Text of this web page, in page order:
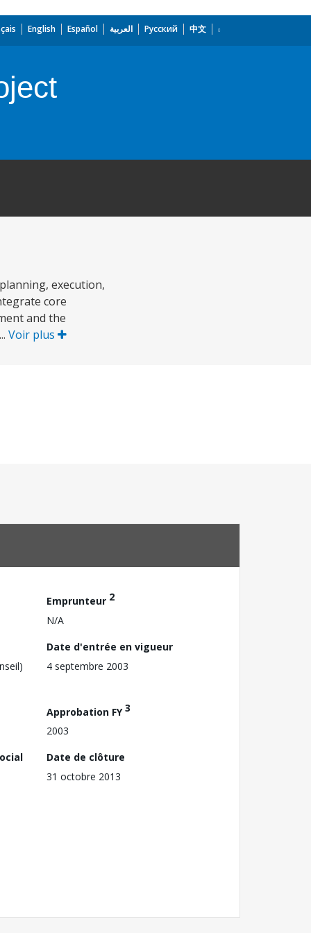
English Español العربية Русский 中文
execution,
core
and the
Voir plus
Emprunteur 2
N/A
Date d'entrée en vigueur
4 septembre 2003
Approbation FY3
2003
Date de clôture
31 octobre 2013